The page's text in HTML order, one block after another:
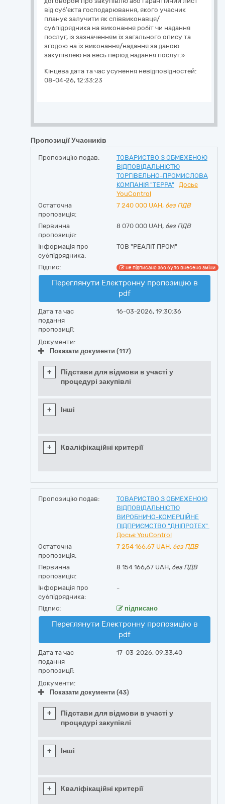
Кінцева дата та час усунення невідповідностей:
08-04-26, 12:33:23
Пропозиції Учасників
Пропозицію подав:
ТОВАРИСТВО З ОБМЕЖЕНОЮ
ВІДПОВІДАЛЬНІСТЮ
ТОРГІВЕЛЬНО-ПРОМИСЛОВА
КОМПАНІЯ "ТЕРРА"
Досьє
YouControl
Остаточна
пропозиція:
7 240 000 UAH, без ПДВ
Первинна
пропозиція:
8 070 000 UAH, без ПДВ
Інформація про
субпідрядника:
ТОВ "РЕАЛІТ ПРОМ"
Підпис: не підписано або було внесено зміни
Переглянути Електронну пропозицію в
pdf
Дата та час
подання
пропозиції:
16-03-2026, 19:30:36
Документи:
Показати документи (117)
+
Підстави для відмови в участі у
процедурі закупівлі
+ Інші
+ Кваліфікаційні критерії
Пропозицію подав:
ТОВАРИСТВО З ОБМЕЖЕНОЮ
ВІДПОВІДАЛЬНІСТЮ
ВИРОБНИЧО-КОМЕРЦІЙНЕ
ПІДПРИЄМСТВО "ДНІПРОТЕХ"
Досьє YouControl
Остаточна
пропозиція:
7 254 166,67 UAH, без ПДВ
Первинна
пропозиція:
8 154 166,67 UAH, без ПДВ
Інформація про
субпідрядника:
-
Підпис: підписано
Переглянути Електронну пропозицію в
pdf
Дата та час
подання
пропозиції:
17-03-2026, 09:33:40
Документи:
Показати документи (43)
+
Підстави для відмови в участі у
процедурі закупівлі
+ Інші
+ Кваліфікаційні критерії